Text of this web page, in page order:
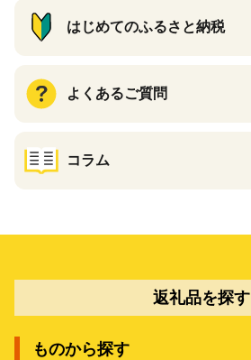
はじめてのふるさと納税
よくあるご質問
コラム
返礼品を探す
ものから探す